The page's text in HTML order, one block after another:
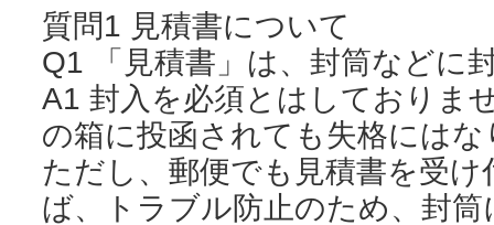
質問1 見積書について
Q1 「見積書」は、封筒などに
A1 封入を必須とはしておりま
の箱に投函されても失格には
ただし、郵便でも見積書を受
ば、トラブル防止のため、封